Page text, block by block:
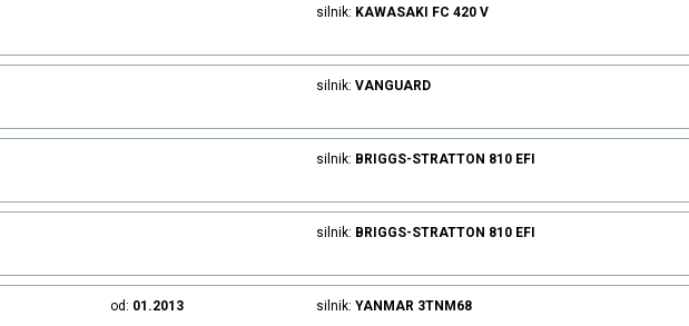
silnik: KAWASAKI FC 420 V
silnik:VANGUARD
silnik: BRIGGS-STRATTON 810 EFI
silnik: BRIGGS-STRATTON 810 EFI
od: 01.2013 silnik:YANMAR 3TNM68